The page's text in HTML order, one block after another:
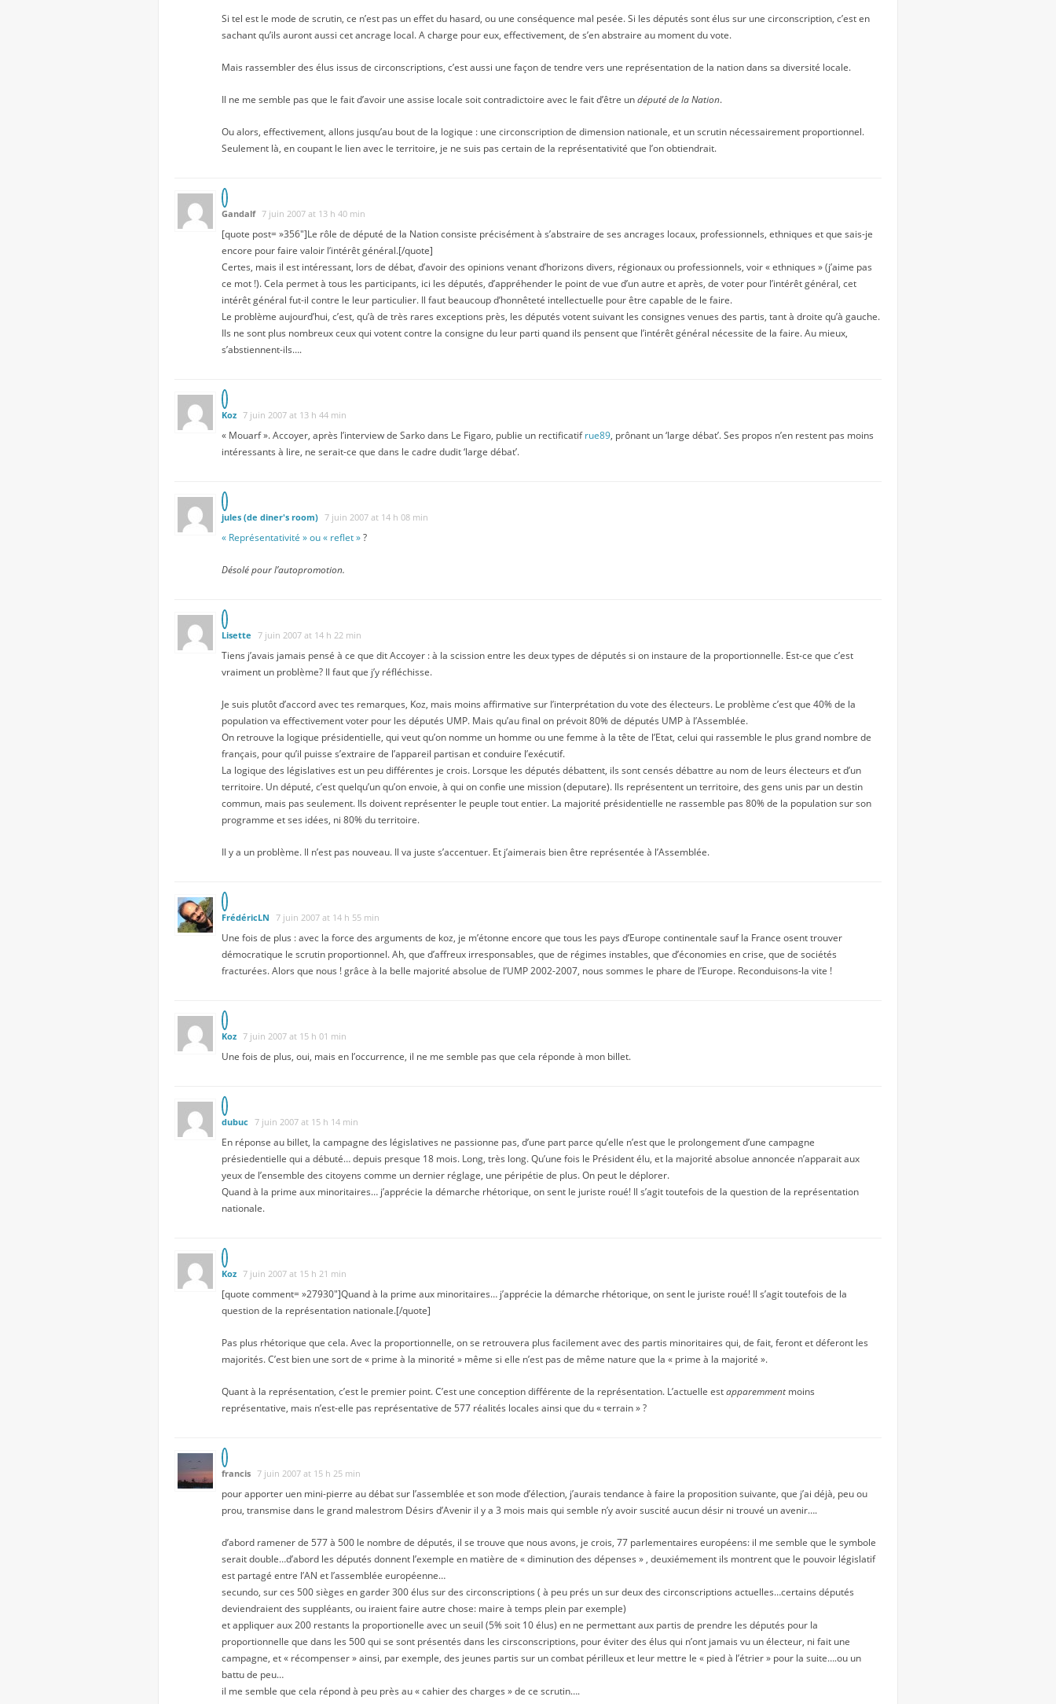
Si tel est le mode de scrutin, ce n’est pas un effet du hasard, ou une conséquence mal pesée. Si les députés sont élus sur une circonscription, c’est en
sachant qu’ils auront aussi cet ancrage local. A charge pour eux, effectivement, de s’en abstraire au moment du vote.
Mais rassembler des élus issus de circonscriptions, c’est aussi une façon de tendre vers une représentation de la nation dans sa diversité locale.
Il ne me semble pas que le fait d’avoir une assise locale soit contradictoire avec le fait d’être undéputé de la Nation.
Ou alors, effectivement, allons jusqu’au bout de la logique : une circonscription de dimension nationale, et un scrutin nécessairement proportionnel.
Seulement là, en coupant le lien avec le territoire, je ne suis pas certain de la représentativité que l’on obtiendrait.
Gandalf 7 juin 2007 at 13 h 40 min
[quote post= »356″]Le rôle de député de la Nation consiste précisément à s’abstraire de ses ancrages locaux, professionnels, ethniques et que sais-je
encore pour faire valoir l’intérêt général.[/quote]
Certes, mais il est intéressant, lors de débat, d’avoir des opinions venant d’horizons divers, régionaux ou professionnels, voir « ethniques » (j’aime pas
ce mot !). Cela permet à tous les participants, ici les députés, d’appréhender le point de vue d’un autre et après, de voter pour l’intérêt général, cet
intérêt général fut-il contre le leur particulier. Il faut beaucoup d’honnêteté intellectuelle pour être capable de le faire.
Le problème aujourd’hui, c’est, qu’à de très rares exceptions près, les députés votent suivant les consignes venues des partis, tant à droite qu’à gauche.
Ils ne sont plus nombreux ceux qui votent contre la consigne du leur parti quand ils pensent que l’intérêt général nécessite de la faire. Au mieux,
s’abstiennent-ils….
Koz 7 juin 2007 at 13 h 44 min
« Mouarf ». Accoyer, après l’interview de Sarko dans Le Figaro, publie un rectificatifrue89, prônant un ‘large débat’. Ses propos n’en restent pas moins
intéressants à lire, ne serait-ce que dans le cadre dudit ‘large débat’.
jules (de diner's room) 7 juin 2007 at 14 h 08 min
« Représentativité » ou « reflet »?
Désolé pour l’autopromotion.
Lisette 7 juin 2007 at 14 h 22 min
Tiens j’avais jamais pensé à ce que dit Accoyer : à la scission entre les deux types de députés si on instaure de la proportionnelle. Est-ce que c’est
vraiment un problème? Il faut que j’y réfléchisse.
Je suis plutôt d’accord avec tes remarques, Koz, mais moins affirmative sur l’interprétation du vote des électeurs. Le problème c’est que 40% de la
population va effectivement voter pour les députés UMP. Mais qu’au final on prévoit 80% de députés UMP à l’Assemblée.
On retrouve la logique présidentielle, qui veut qu’on nomme un homme ou une femme à la tête de l’Etat, celui qui rassemble le plus grand nombre de
français, pour qu’il puisse s’extraire de l’appareil partisan et conduire l’exécutif.
La logique des législatives est un peu différentes je crois. Lorsque les députés débattent, ils sont censés débattre au nom de leurs électeurs et d’un
territoire. Un député, c’est quelqu’un qu’on envoie, à qui on confie une mission (deputare). Ils représentent un territoire, des gens unis par un destin
commun, mais pas seulement. Ils doivent représenter le peuple tout entier. La majorité présidentielle ne rassemble pas 80% de la population sur son
programme et ses idées, ni 80% du territoire.
Il y a un problème. Il n’est pas nouveau. Il va juste s’accentuer. Et j’aimerais bien être représentée à l’Assemblée.
FrédéricLN 7 juin 2007 at 14 h 55 min
Une fois de plus : avec la force des arguments de koz, je m’étonne encore que tous les pays d’Europe continentale sauf la France osent trouver
démocratique le scrutin proportionnel. Ah, que d’affreux irresponsables, que de régimes instables, que d’économies en crise, que de sociétés
fracturées. Alors que nous ! grâce à la belle majorité absolue de l’UMP 2002-2007, nous sommes le phare de l’Europe. Reconduisons-la vite !
Koz 7 juin 2007 at 15 h 01 min
Une fois de plus, oui, mais en l’occurrence, il ne me semble pas que cela réponde à mon billet.
dubuc 7 juin 2007 at 15 h 14 min
En réponse au billet, la campagne des législatives ne passionne pas, d’une part parce qu’elle n’est que le prolongement d’une campagne
présiedentielle qui a débuté… depuis presque 18 mois. Long, très long. Qu’une fois le Président élu, et la majorité absolue annoncée n’apparait aux
yeux de l’ensemble des citoyens comme un dernier réglage, une péripétie de plus. On peut le déplorer.
Quand à la prime aux minoritaires… j’apprécie la démarche rhétorique, on sent le juriste roué! Il s’agit toutefois de la question de la représentation
nationale.
Koz 7 juin 2007 at 15 h 21 min
[quote comment= »27930″]Quand à la prime aux minoritaires… j’apprécie la démarche rhétorique, on sent le juriste roué! Il s’agit toutefois de la
question de la représentation nationale.[/quote]
Pas plus rhétorique que cela. Avec la proportionnelle, on se retrouvera plus facilement avec des partis minoritaires qui, de fait, feront et déferont les
majorités. C’est bien une sort de « prime à la minorité » même si elle n’est pas de même nature que la « prime à la majorité ».
Quant à la représentation, c’est le premier point. C’est une conception différente de la représentation. L’actuelle estapparemmentmoins
représentative, mais n’est-elle pas représentative de 577 réalités locales ainsi que du « terrain » ?
francis 7 juin 2007 at 15 h 25 min
pour apporter uen mini-pierre au débat sur l’assemblée et son mode d’élection, j’aurais tendance à faire la proposition suivante, que j’ai déjà, peu ou
prou, transmise dans le grand malestrom Désirs d’Avenir il y a 3 mois mais qui semble n’y avoir suscité aucun désir ni trouvé un avenir….
d’abord ramener de 577 à 500 le nombre de députés, il se trouve que nous avons, je crois, 77 parlementaires européens: il me semble que le symbole
serait double…d’abord les députés donnent l’exemple en matière de « diminution des dépenses » , deuxiémement ils montrent que le pouvoir législatif
est partagé entre l’AN et l’assemblée européenne…
secundo, sur ces 500 sièges en garder 300 élus sur des circonscriptions ( à peu prés un sur deux des circonscriptions actuelles…certains députés
deviendraient des suppléants, ou iraient faire autre chose: maire à temps plein par exemple)
et appliquer aux 200 restants la proportionelle avec un seuil (5% soit 10 élus) en ne permettant aux partis de prendre les députés pour la
proportionnelle que dans les 500 qui se sont présentés dans les cirsconscriptions, pour éviter des élus qui n’ont jamais vu un électeur, ni fait une
campagne, et « récompenser » ainsi, par exemple, des jeunes partis sur un combat périlleux et leur mettre le « pied à l’étrier » pour la suite….ou un
battu de peu…
il me semble que cela répond à peu près au « cahier des charges » de ce scrutin….